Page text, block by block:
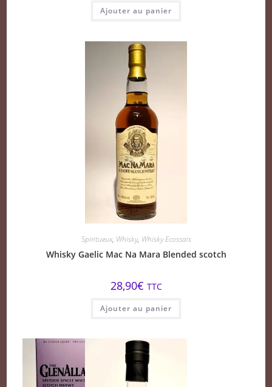
Ajouter au panier
Spiritueux, Whisky, Whisky Ecossais
Whisky Gaelic Mac Na Mara Blended scotch
28,90€ TTC
Ajouter au panier